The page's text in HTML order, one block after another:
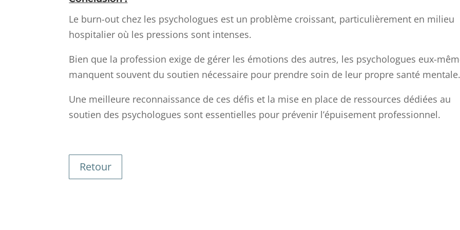
Le burn-out chez les psychologues est un problème croissant, particulièrement en milieu
hospitalier où les pressions sont intenses.
Bien que la profession exige de gérer les émotions des autres, les psychologues eux-
manquent souvent du soutien nécessaire pour prendre soin de leur propre santé mentale.
Une meilleure reconnaissance de ces défis et la mise en place de ressources dédiées au
soutien des psychologues sont essentielles pour prévenir l’épuisement professionnel.
Retour